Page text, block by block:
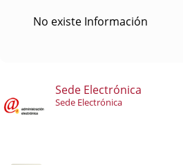
No existe Información
Sede Electrónica
Sede Electrónica